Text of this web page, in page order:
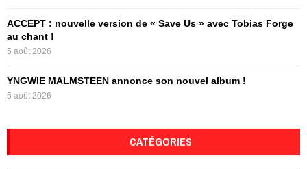
ACCEPT : nouvelle version de « Save Us » avec Tobias Forge
au chant !
5 août 2026
YNGWIE MALMSTEEN annonce son nouvel album !
5 août 2026
CATÉGORIES